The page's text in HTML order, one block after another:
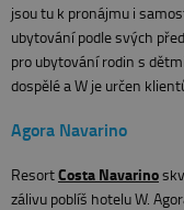
jsou tu k pronájmu i
ubytování podle svých
pro ubytování rodin s
dospělé a W je určen
Agora Navarino
ResortCosta Navarino
zálivu poblíš hotelu W.